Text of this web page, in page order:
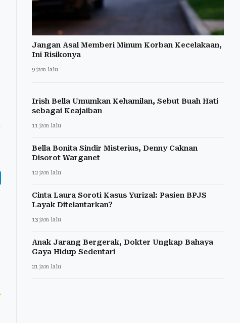
Jangan Asal Memberi Minum Korban Kecelakaan,
Ini Risikonya
9 jam lalu
Irish Bella Umumkan Kehamilan, Sebut Buah Hati
sebagai Keajaiban
11 jam lalu
Bella Bonita Sindir Misterius, Denny Caknan
Disorot Warganet
12 jam lalu
Cinta Laura Soroti Kasus Yurizal: Pasien BPJS
Layak Ditelantarkan?
13 jam lalu
Anak Jarang Bergerak, Dokter Ungkap Bahaya
Gaya Hidup Sedentari
21 jam lalu